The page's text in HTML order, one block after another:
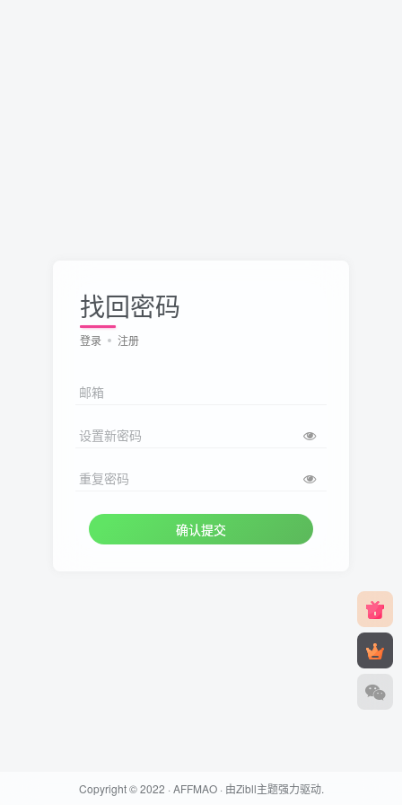
找回密码
登录 注册
邮箱
设置新密码
重复密码
确认提交
Copyright © 2022 · AFFMAO· 由Zibll主题强力驱动.